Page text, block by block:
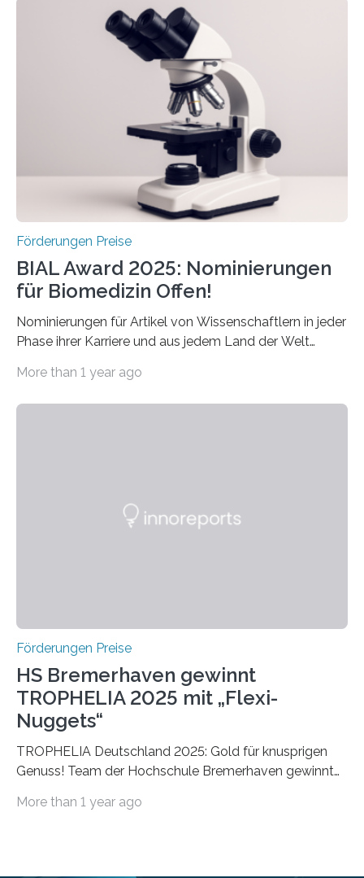
Schlaganfall“ mit Sitz in Würzburg fördert die
Schlaganfallforschung, um die Behandlung der
Betroffenen zu verbessern. Dazu schreibt sie auch in
diesem Jahr wieder deutschlandweit den Hentschel-
Preis aus. Er richtet sich gezielt an jüngere
Forscherinnen und Forscher unter 40 Jahren. Geehrt
werden soll eine herausragende Doktorarbeit oder eine
hochrangige wissenschaftliche Publikation zum Thema
Förderungen Preise
BIAL Award 2025: Nominierungen
für Biomedizin Offen!
Nominierungen für Artikel von Wissenschaftlern in jeder
Phase ihrer Karriere und aus jedem Land der Welt
Leben gerufen, um die bemerkenswertesten
Foundation, des BIAL Award in Biomedicine ist in
More than 1 year ago
Förderungen Preise
HS Bremerhaven gewinnt
TROPHELIA 2025 mit „Flexi-
Nuggets“
TROPHELIA Deutschland 2025: Gold für knusprigen
Genuss! Team der Hochschule Bremerhaven gewinnt
ECOTROPHELIAMit der Produktidee “Flexi-Nuggets”
More than 1 year ago